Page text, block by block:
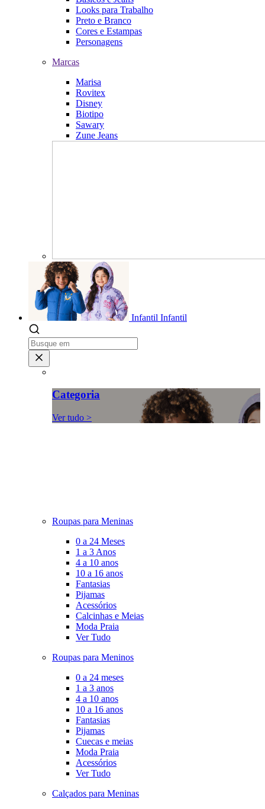
Looks para Trabalho
Preto e Branco
Cores e Estampas
Personagens
Marcas
Marisa
Rovitex
Disney
Biotipo
Sawary
Zune Jeans
Infantil Infantil
Categoria
Ver tudo >
Roupas para Meninas
0 a 24 Meses
1 a 3 Anos
4 a 10 anos
10 a 16 anos
Fantasias
Pijamas
Acessórios
Calcinhas e Meias
Moda Praia
Ver Tudo
Roupas para Meninos
0 a 24 meses
1 a 3 anos
4 a 10 anos
10 a 16 anos
Fantasias
Pijamas
Cuecas e meias
Moda Praia
Acessórios
Ver Tudo
Calçados para Meninas